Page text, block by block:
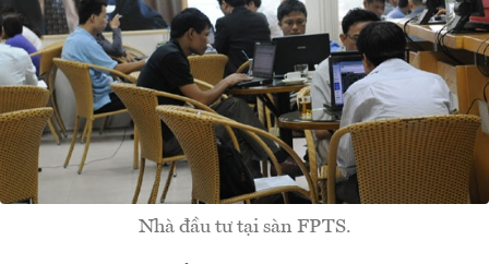
Nhà đầu tư tại sàn FPTS.